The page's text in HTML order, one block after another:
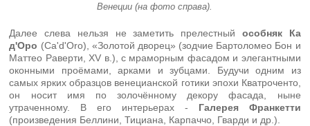
Венеции (на фото справа).
Далее слева нельзя не заметить прелестный особняк Ка
д'Оро (Ca'd'Oro), «Золотой дворец» (зодчие Бартоломео Бон и
Маттео Раверти, XV в.), с мраморным фасадом и элегантными
оконными проёмами, арками и зубцами. Будучи одним из
самых ярких образцов венецианской готики эпохи Кватроченто,
он носит имя по золочённому декору фасада, ныне
утраченному. В его интерьерах - Галерея Франкетти
(произведения Беллини, Тициана, Карпаччо, Гварди и др.).